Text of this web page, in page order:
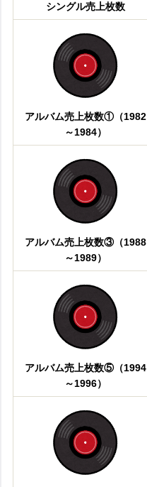
シングル売上枚数
アルバム売上枚数①（1982
～1984）
アルバム売上枚数③（1988
～1989）
アルバム売上枚数⑤（1994
～1996）